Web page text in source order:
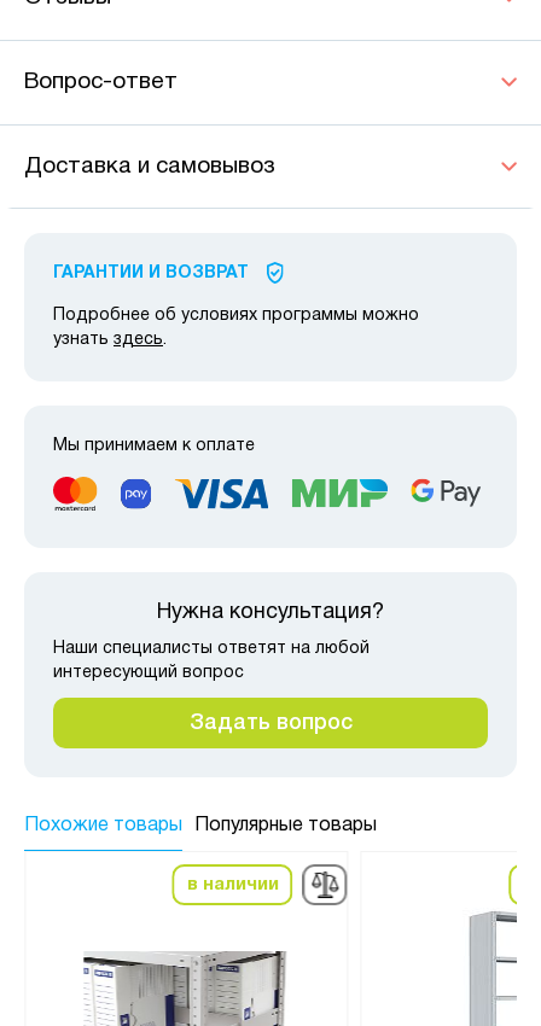
Вопрос-ответ
Доставка и самовывоз
ГАРАНТИИ И ВОЗВРАТ
Подробнее об условиях программы можно
узнать здесь
Мы принимаем к оплате
Нужна консультация?
Наши специалисты ответят на любой
интересующий вопрос
Задать вопрос
Похожие товары Популярные товары
в наличии